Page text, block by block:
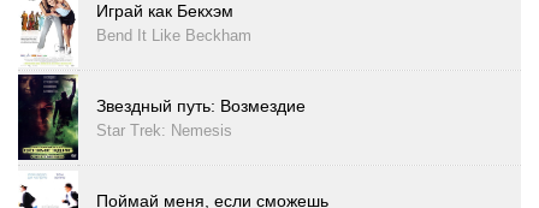
Играй как Бекхэм
Bend It Like Beckham
Звездный путь: Возмездие
Star Trek: Nemesis
Поймай меня, если сможешь